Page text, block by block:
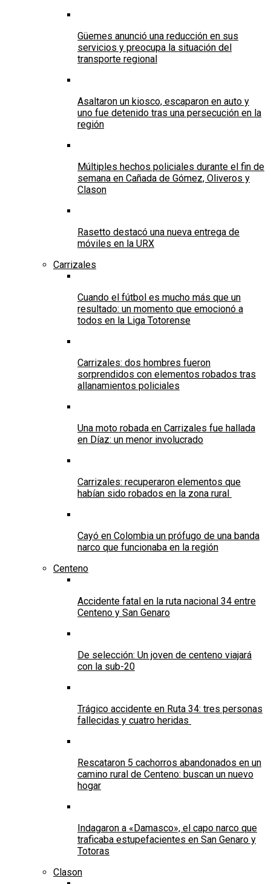
Güemes anunció una reducción en sus
servicios y preocupa la situación del
transporte regional
Asaltaron un kiosco, escaparon en auto y
uno fue detenido tras una persecución en la
región
Múltiples hechos policiales durante el fin de
semana en Cañada de Gómez, Oliveros y
Clason
Rasetto destacó una nueva entrega de
móviles en la URX
Carrizales
Cuando el fútbol es mucho más que un
resultado: un momento que emocionó a
todos en la Liga Totorense
Carrizales: dos hombres fueron
sorprendidos con elementos robados tras
allanamientos policiales
Una moto robada en Carrizales fue hallada
en Díaz: un menor involucrado
Carrizales: recuperaron elementos que
habían sido robados en la zona rural
Cayó en Colombia un prófugo de una banda
narco que funcionaba en la región
Centeno
Accidente fatal en la ruta nacional 34 entre
Centeno y San Genaro
De selección: Un joven de centeno viajará
con la sub-20
Trágico accidente en Ruta 34: tres personas
fallecidas y cuatro heridas
Rescataron 5 cachorros abandonados en un
camino rural de Centeno: buscan un nuevo
hogar
Indagaron a «Damasco», el capo narco que
traficaba estupefacientes en San Genaro y
Totoras
Clason